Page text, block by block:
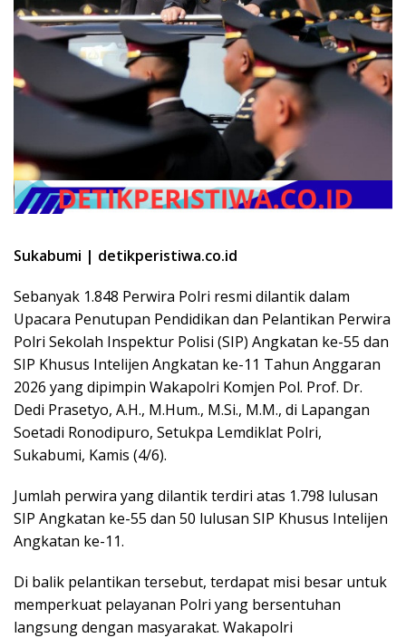
Sukabumi | detikperistiwa.co.id
Sebanyak 1.848 Perwira Polri resmi dilantik dalam
Upacara Penutupan Pendidikan dan Pelantikan Perwira
Polri Sekolah Inspektur Polisi (SIP) Angkatan ke-55 dan
SIP Khusus Intelijen Angkatan ke-11 Tahun Anggaran
2026 yang dipimpin Wakapolri Komjen Pol. Prof. Dr.
Dedi Prasetyo, A.H., M.Hum., M.Si., M.M., di Lapangan
Soetadi Ronodipuro, Setukpa Lemdiklat Polri,
Sukabumi, Kamis (4/6).
Jumlah perwira yang dilantik terdiri atas 1.798 lulusan
SIP Angkatan ke-55 dan 50 lulusan SIP Khusus Intelijen
Angkatan ke-11.
Di balik pelantikan tersebut, terdapat misi besar untuk
memperkuat pelayanan Polri yang bersentuhan
langsung dengan masyarakat. Wakapolri